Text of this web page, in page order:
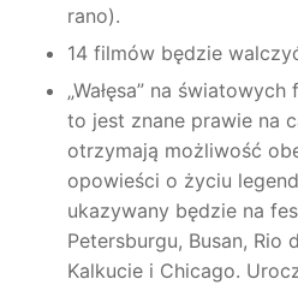
rano).
14 filmów będzie
„Wałęsa” na
to jest znane prawie na
otrzymają możliwość
opowieści o życiu
ukazywany będzie na
Petersburgu, Busan, Rio
Kalkucie i Chicago.